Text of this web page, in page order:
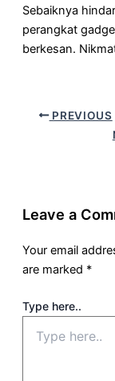
Sebaiknya
perangkat
berkesan.
PREVIOUS
Leave a
Your email
are marked *
Type here..